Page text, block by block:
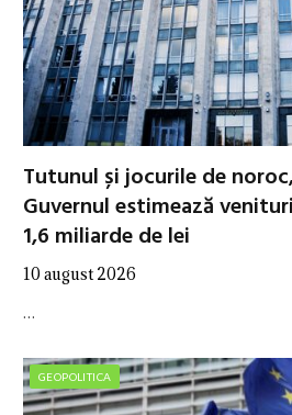
Tutunul și jocurile de
Guvernul estimează
1,6 miliarde de lei
10 august 2026
…
GEOPOLITICA